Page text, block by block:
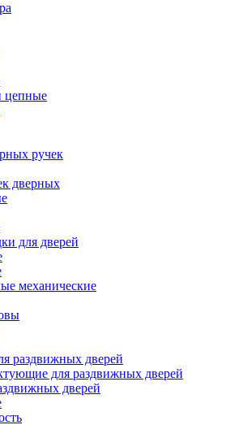
цепные
ручек
дверных
для дверей
механические
раздвижных дверей
для раздвижных дверей
дверей